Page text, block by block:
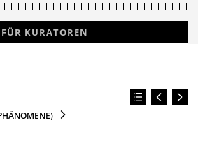
KURATOREN